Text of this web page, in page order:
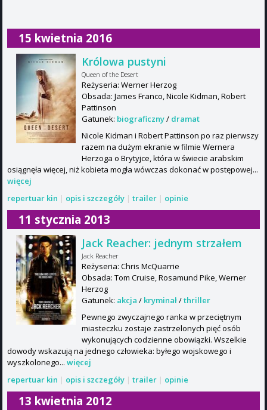
15 kwietnia 2016
Królowa pustyni
Queen of the Desert
Reżyseria: Werner Herzog
Obsada: James Franco, Nicole Kidman, Robert
Pattinson
Gatunek: biograficzny/ dramat
Nicole Kidman i Robert Pattinson po raz pierwszy
razem na dużym ekranie w filmie Wernera
Herzoga o Brytyjce, która w świecie arabskim
osiągnęła więcej, niż kobieta mogła wówczas dokonać w postępowej...
więcej
repertuar kin | opis i szczegóły | trailer | opinie
11 stycznia 2013
Jack Reacher: jednym strzałem
Jack Reacher
Reżyseria: Chris McQuarrie
Obsada: Tom Cruise, Rosamund Pike, Werner
Herzog
Gatunek: akcja / kryminał/thriller
Pewnego zwyczajnego ranka w przeciętnym
miasteczku zostaje zastrzelonych pięć osób
wykonujących codzienne obowiązki. Wszelkie
dowody wskazują na jednego człowieka: byłego wojskowego i
wyszkolonego... więcej
repertuar kin | opis i szczegóły | trailer | opinie
13 kwietnia 2012